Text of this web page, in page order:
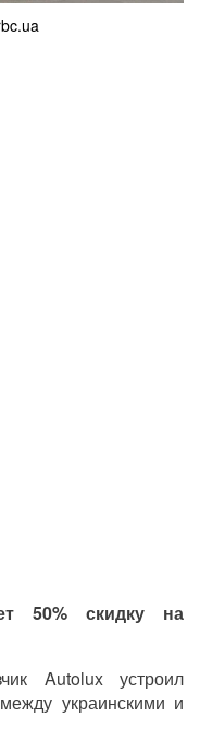
50% скидку на
Autolux устроил
украинскими и